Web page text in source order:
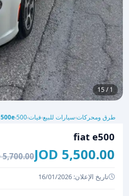
1 / 15
طرق ومحركات›سيارات للبيع›فيات›
500
›
500e
fiat e500
5,500.00 JOD
5,700.00 JOD
تاريخ الإعلان: 16/01/2026